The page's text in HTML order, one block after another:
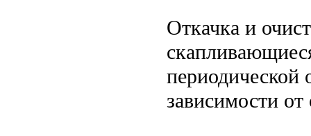
Откачка и
периодической
зависимости